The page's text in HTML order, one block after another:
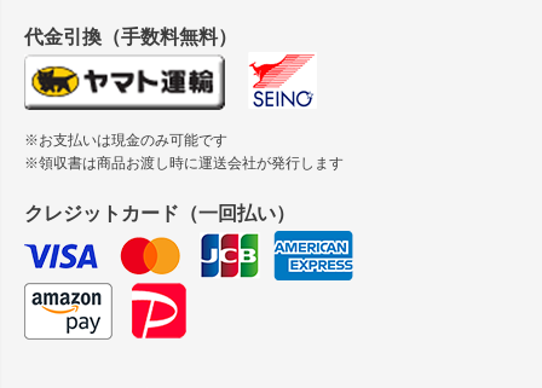
縦420mm×横650mmの包装紙に適した紙はありますか？
代金引換（手数料無料）
※お支払いは現金のみ可能です
※領収書は商品お渡し時に運送会社が発行します
クレジットカード（一回払い）